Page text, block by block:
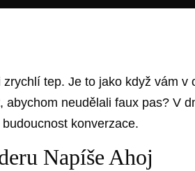
tep. Je to jako když vám
neudělali faux pas? V
konverzace.
Napíše Ahoj